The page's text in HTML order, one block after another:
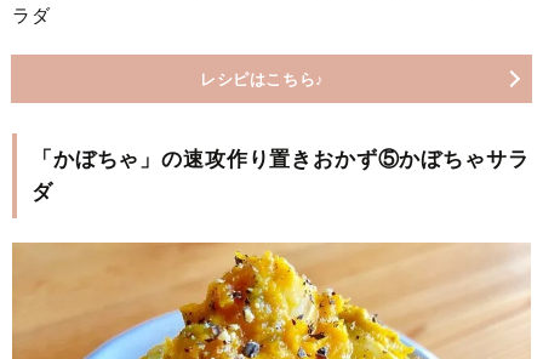
ラダ
レシピはこちら♪
「かぼちゃ」の速攻作り置きおかず⑤かぼちゃサラ
ダ